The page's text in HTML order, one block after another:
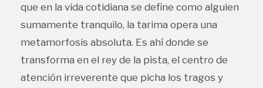
que en la vida cotidiana se define como alguien
sumamente tranquilo, la tarima opera una
metamorfosis absoluta. Es ahí donde se
transforma en el rey de la pista, el centro de
atención irreverente que picha los tragos y